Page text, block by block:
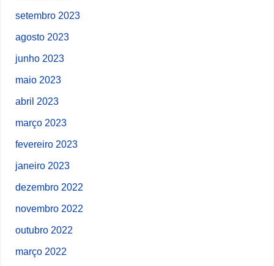
setembro 2023
agosto 2023
junho 2023
maio 2023
abril 2023
março 2023
fevereiro 2023
janeiro 2023
dezembro 2022
novembro 2022
outubro 2022
março 2022